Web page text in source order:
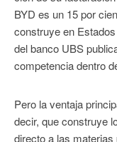
BYD es un 15 por
construye en
del banco UBS
competencia dentro
Pero la ventaja
decir, que construye
directo a las